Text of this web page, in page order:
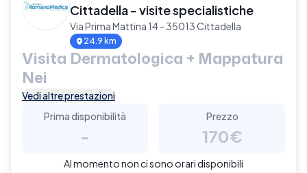
Cittadella - visite specialistiche
Via Prima Mattina 14 - 35013 Cittadella
24.9 km
Visita Dermatologica + Mappatura
Nei
Vedi altre prestazioni
Prima disponibilità
-
Prezzo
170€
Al momento non ci sono orari disponibili